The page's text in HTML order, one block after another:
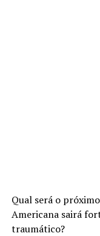
Qual será o
Americana sairá
traumático?